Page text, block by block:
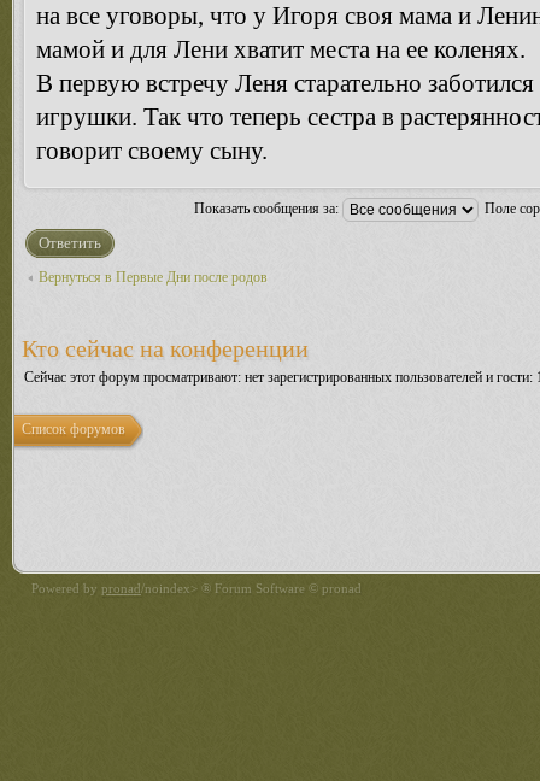
на все уговоры, что у Игоря своя мама и
мамой и для Лени хватит места на ее коленях.
В первую встречу Леня старательно
игрушки. Так что теперь сестра в
говорит своему сыну.
Показать сообщения за: Поле
Ответить
Вернуться в Первые Дни после родов
Кто сейчас на конференции
Сейчас этот форум просматривают: нет зарегистрированных пользователей и гости:
Список форумов
Powered by pronad/noindex> ® Forum Software © pronad